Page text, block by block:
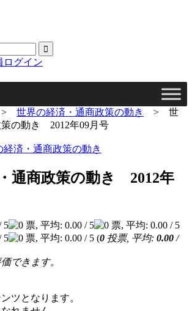
ログイン
世界の経済・通商政策の動き > 世
の動き 2012年09月号
経済・通商政策の動き
通商政策の動き 2012年
(0 投票, 平均: 0.00 /
できます。
ツとなります。